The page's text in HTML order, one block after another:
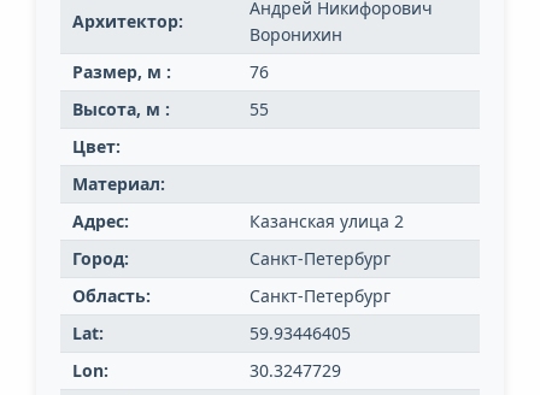
Архитектор:
Андрей Никифорович
Воронихин
Размер, м :
76
Высота, м :
55
Цвет:
Материал:
Адрес:
Казанская улица 2
Город:
Санкт-Петербург
Область:
Санкт-Петербург
Lat:
59.93446405
Lon:
30.3247729